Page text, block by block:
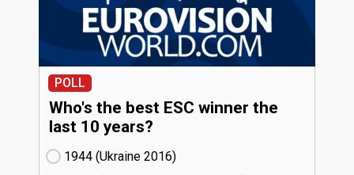
POLL
Who's the best ESC winner the
last 10 years?
1944 (Ukraine
16)